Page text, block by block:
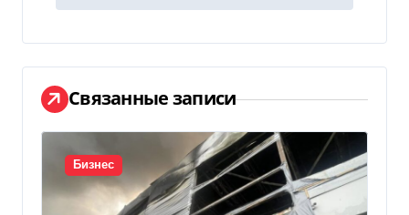
г
а
ц
и
я
Связанные записи
Бизнес